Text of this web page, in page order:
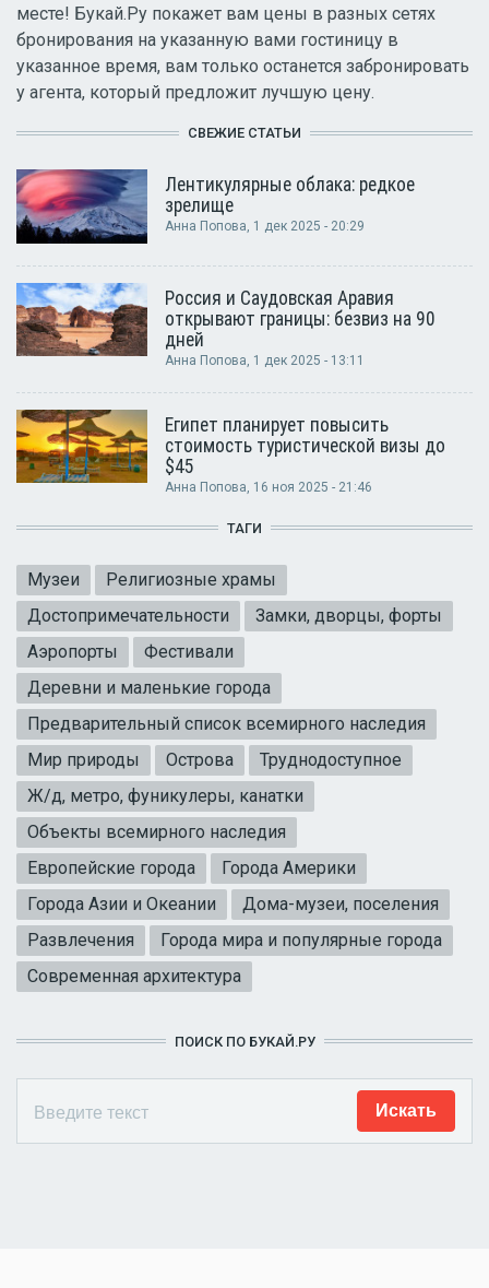
месте! Букай.Ру покажет вам цены в разных сетях
бронирования на указанную вами гостиницу в
указанное время, вам только останется забронировать
у агента, который предложит лучшую цену.
СВЕЖИЕ СТАТЬИ
Лентикулярные облака: редкое
зрелище
Анна Попова, 1 дек 2025 - 20:29
Россия и Саудовская Аравия
открывают границы: безвиз на 90
дней
Анна Попова, 1 дек 2025 - 13:11
Египет планирует повысить
стоимость туристической визы до
$45
Анна Попова, 16 ноя 2025 - 21:46
ТАГИ
Музеи
Религиозные храмы
Достопримечательности
Замки, дворцы, форты
Аэропорты
Фестивали
Деревни и маленькие города
Предварительный список всемирного наследия
Мир природы
Острова
Труднодоступное
Ж/д, метро, фуникулеры, канатки
Объекты всемирного наследия
Европейские города
Города Америки
Города Азии и Океании
Дома-музеи, поселения
Развлечения
Города мира и популярные города
Современная архитектура
ПОИСК ПО БУКАЙ.РУ